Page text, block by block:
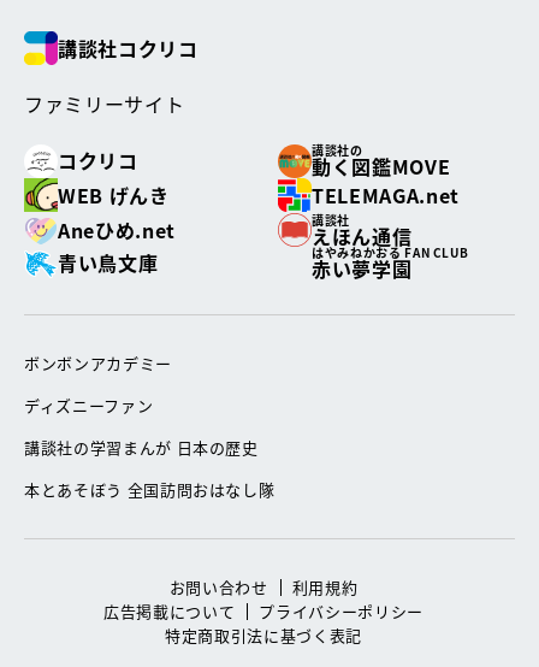
講談社コクリコ
ファミリーサイト
コクリコ
講談社の
動く図鑑MOVE
WEB げんき
TELEMAGA.net
Aneひめ.net
講談社
えほん通信
青い鳥文庫
はやみねかおる FAN CLUB
赤い夢学園
ボンボンアカデミー
ディズニーファン
講談社の学習まんが 日本の歴史
本とあそぼう 全国訪問おはなし隊
お問い合わせ
利用規約
広告掲載について
プライバシーポリシー
特定商取引法に基づく表記